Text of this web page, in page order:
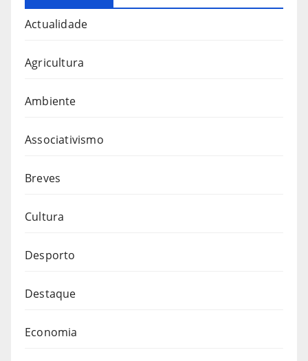
Actualidade
Agricultura
Ambiente
Associativismo
Breves
Cultura
Desporto
Destaque
Economia